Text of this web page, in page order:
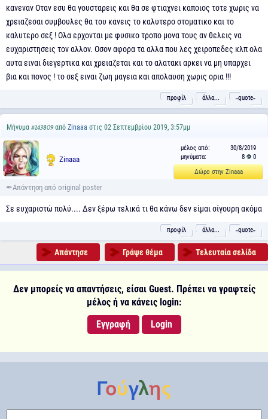
κανεναν Οταν εσυ θα γουσταρεις και θα σε φτιαχνει καποιος τοτε χωρις να
χρειαζεσαι συμβουλες θα του κανεις το καλυτερο στοματικο και το
καλυτερο σεξ ! Ολα ερχονται με φυσικο τροπο μονα τους αν θελεις να
ευχαριστησεις τον αλλον. Οσον αφορα τα αλλα που λες χειροπεδες κλπ ολα
αυτα ειναι διεγερτικα και χρειαζεται και το αλατακι αρκει να μη υπαρχει
βια και πονος ! το σεξ ειναι ζωη μαγεια και απολαυση χωρις ορια !!!
προφίλ άλλα... ˵quote˶
Μήνυμα #143809από Zinaaa στις 02 Σεπτεμβρίου 2019, 3:57μμ
Zinaaa
μέλος από:
30/8/2019
μηνύματα:
8
0
Δώρο στην Zinaaa
Σε ευχαριστώ πολύ.... Δεν ξέρω τελικά τι θα κάνω δεν είμαι σίγουρη ακόμα
προφίλ άλλα... ˵quote˶
Απάντησε Γράψε θέμα Τελευταία σελίδα
Δεν μπορείς να απαντήσεις, είσαι Guest. Πρέπει να γραφτείς
μέλος ή να κάνεις login:
Εγγραφή
Login